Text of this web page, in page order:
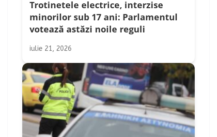
Trotinetele electrice, interzise
minorilor sub 17 ani: Parlamentul
votează astăzi noile reguli
iulie 21, 2026